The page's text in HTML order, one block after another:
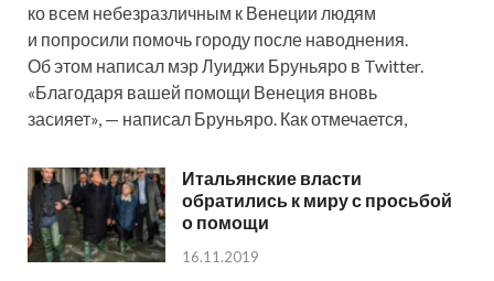
ко всем небезразличным к Венеции людям
и попросили помочь городу после наводнения.
Об этом написал мэр Луиджи Бруньяро в Twitter.
«Благодаря вашей помощи Венеция вновь
засияет», — написал Бруньяро. Как отмечается,
Итальянские власти
обратились к миру с просьбой
о помощи
16.11.2019